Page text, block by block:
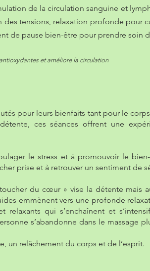
de la circulation sanguine et
des tensions, relaxation profonde pour
de pause bien-être pour prendre soin
et améliore la circulation
pour leurs bienfaits tant pour le
ces séances offrent une
le stress et à promouvoir le
prise et à retrouver un sentiment de
du cœur » vise la détente mais
emmènent vers une profonde
relaxants qui s’enchaînent et
s’abandonne dans le massage
un relâchement du corps et de l’esprit.